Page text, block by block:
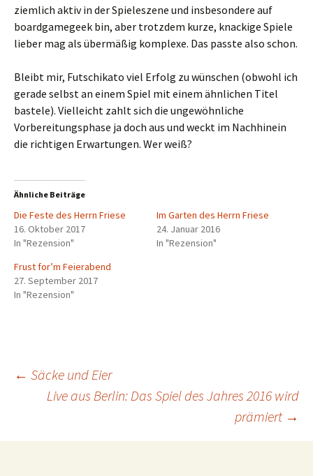
ziemlich aktiv in der Spieleszene und insbesondere auf
boardgamegeek bin, aber trotzdem kurze, knackige Spiele
lieber mag als übermäßig komplexe. Das passte also schon.
Bleibt mir, Futschikato viel Erfolg zu wünschen (obwohl ich
gerade selbst an einem Spiel mit einem ähnlichen Titel
bastele). Vielleicht zahlt sich die ungewöhnliche
Vorbereitungsphase ja doch aus und weckt im Nachhinein
die richtigen Erwartungen. Wer weiß?
Ähnliche Beiträge
Die Feste des Herrn Friese
16. Oktober 2017
In "Rezension"
Im Garten des Herrn Friese
24. Januar 2016
In "Rezension"
Frust for’m Feierabend
27. September 2017
In "Rezension"
Beitragsnavigation
← Säcke und Eier
Live aus Berlin: Das Spiel des Jahres 2016 wird
prämiert →